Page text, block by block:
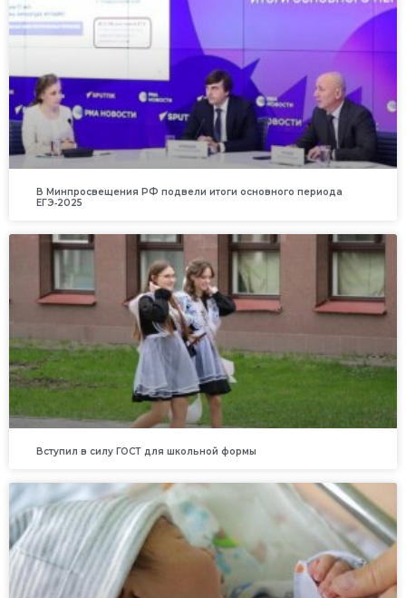
В Минпросвещения РФ подвели итоги основного периода
ЕГЭ‑2025
Вступил в силу ГОСТ для школьной формы